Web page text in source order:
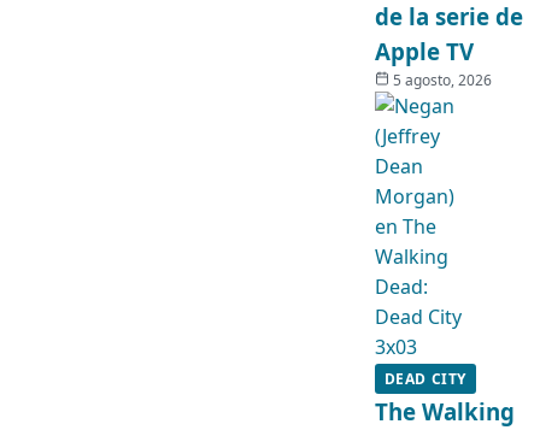
de la serie de
Apple TV
5 agosto, 2026
DEAD CITY
The Walking